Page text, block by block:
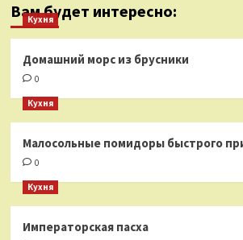
Вам будет интересно:
Кухня
Домашний морс из брусники
0
Кухня
Малосольные помидоры быстрого
0
Кухня
Императорская пасха